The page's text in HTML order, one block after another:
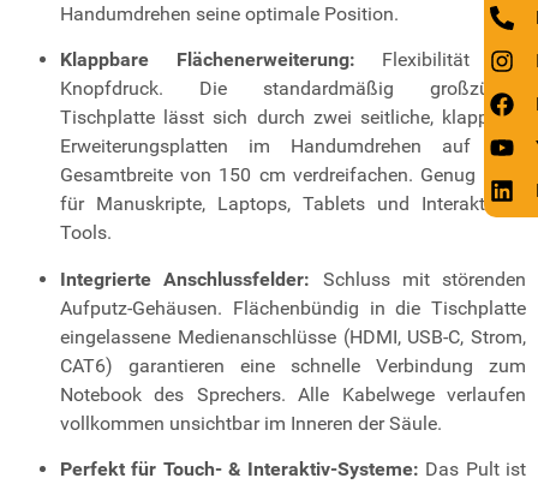
Handumdrehen seine optimale Position.
Klappbare Flächenerweiterung: Flexibilität auf
Knopfdruck. Die standardmäßig großzügige
Tischplatte lässt sich durch zwei seitliche, klappbare
Erweiterungsplatten im Handumdrehen auf eine
Gesamtbreite von 150 cm verdreifachen. Genug Platz
für Manuskripte, Laptops, Tablets und Interaktions-
Tools.
Integrierte Anschlussfelder: Schluss mit störenden
Aufputz-Gehäusen. Flächenbündig in die Tischplatte
eingelassene Medienanschlüsse (HDMI, USB-C, Strom,
CAT6) garantieren eine schnelle Verbindung zum
Notebook des Sprechers. Alle Kabelwege verlaufen
vollkommen unsichtbar im Inneren der Säule.
Perfekt für Touch- & Interaktiv-Systeme: Das Pult ist